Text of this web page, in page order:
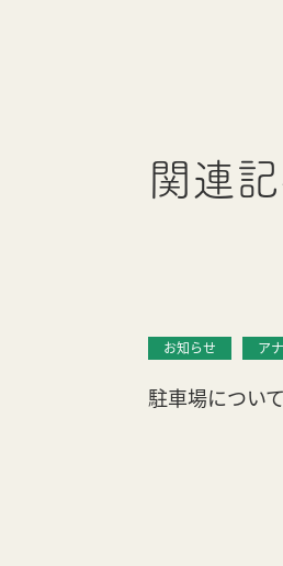
関連
お知らせ ア
駐車場につい